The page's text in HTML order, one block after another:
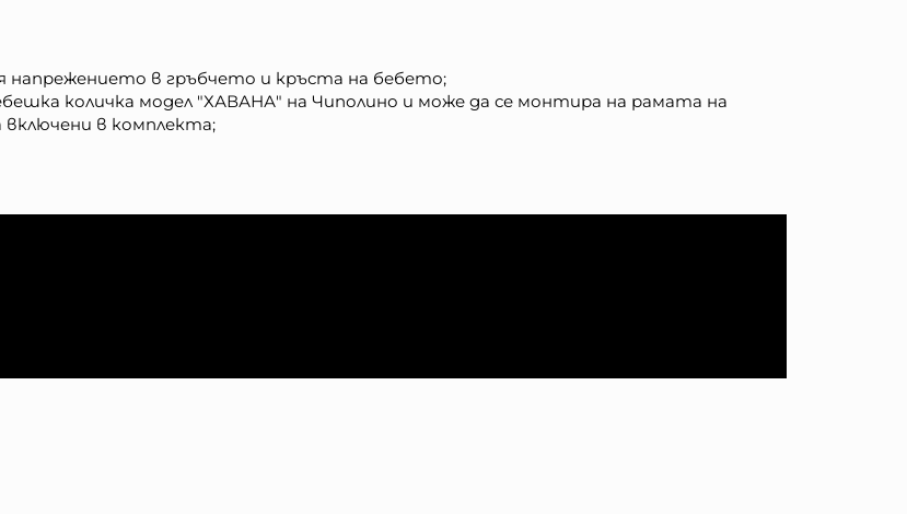
напрежението в гръбчето и кръста на бебето;
количка модел "ХАВАНА" на Чиполино и може да се монтира на рамата на
в комплекта;